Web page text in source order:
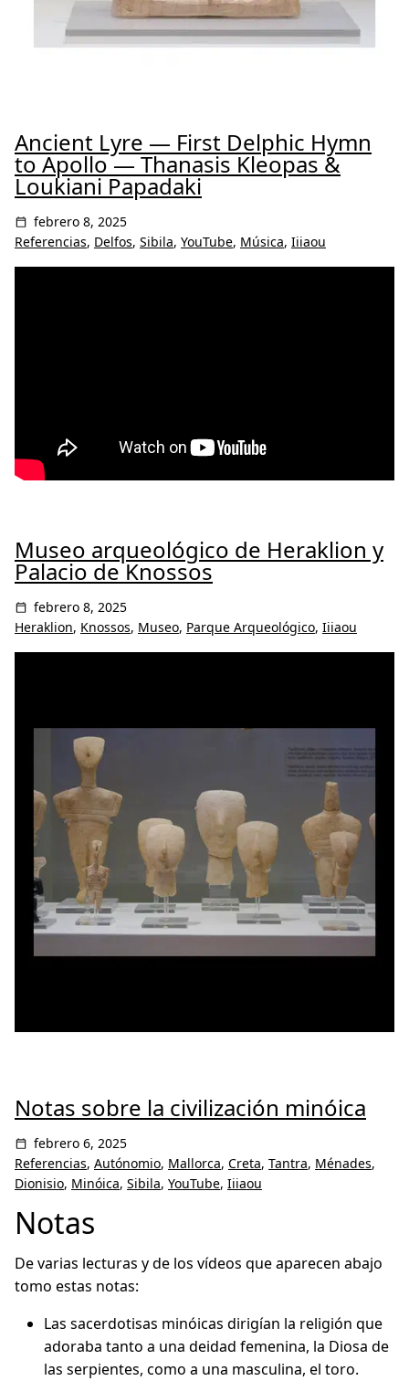
Ancient Lyre — First Delphic Hymn
to Apollo — Thanasis Kleopas &
Loukiani Papadaki
febrero 8, 2025
Referencias, Delfos, Sibila, YouTube, Música, Iiiaou
Museo arqueológico de Heraklion y
Palacio de Knossos
febrero 8, 2025
Heraklion, Knossos, Museo, Parque Arqueológico, Iiiaou
Notas sobre la civilización minóica
febrero 6, 2025
Referencias, Autónomio, Mallorca, Creta, Tantra, Ménades,
Dionisio, Minóica, Sibila, YouTube, Iiiaou
Notas
De varias lecturas y de los vídeos que aparecen abajo
tomo estas notas:
Las sacerdotisas minóicas dirigían la religión que
adoraba tanto a una deidad femenina, la Diosa de
las serpientes, como a una masculina, el toro.